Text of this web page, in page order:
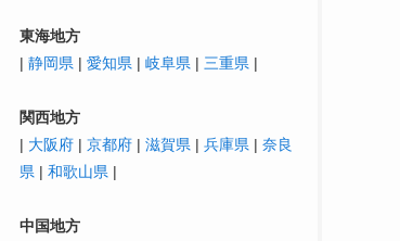
東海地方
| 静岡県 | 愛知県 | 岐阜県 | 三重県 |
関西地方
| 大阪府 | 京都府 | 滋賀県 | 兵庫県 | 奈良
県 | 和歌山県 |
中国地方